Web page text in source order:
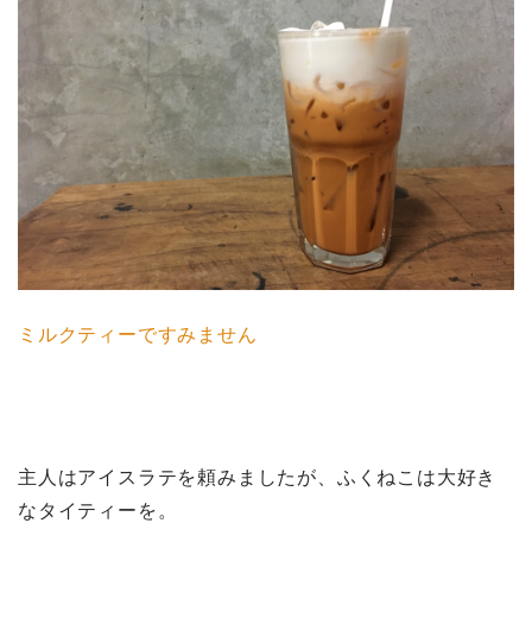
ミルクティーですみません
主人はアイスラテを頼みましたが、ふくねこは大好き
なタイティーを。